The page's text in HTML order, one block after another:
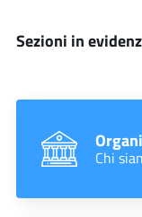
Sezioni in
Chi